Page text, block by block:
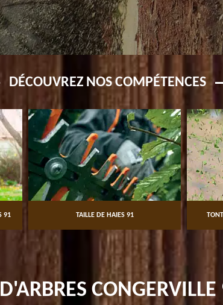
DÉCOUVREZ NOS COMPÉTENCES
91 TAILLE DE HAIES 91